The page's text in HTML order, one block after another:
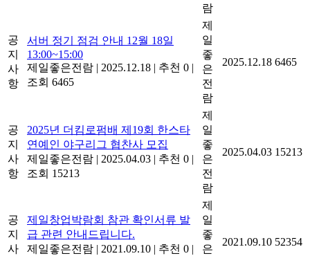
람
공
지
사
항
서버 정기 점검 안내 12월 18일
13:00~15:00
제일좋은전람 | 2025.12.18 | 추천 0 |
조회 6465
제
일
좋
은
전
람
2025.12.18 6465
공
지
사
항
2025년 더킴로펌배 제19회 한스타
연예인 야구리그 협찬사 모집
제일좋은전람 | 2025.04.03 | 추천 0 |
조회 15213
제
일
좋
은
전
람
2025.04.03 15213
공
지
사
제일창업박람회 참관 확인서류 발
급 관련 안내드립니다.
제일좋은전람 | 2021.09.10 | 추천 0 |
제
일
좋
은
2021.09.10 52354